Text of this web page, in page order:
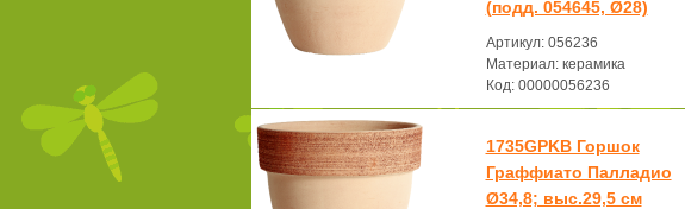
(подд. 054645, Ø28)
Артикул: 056236
Материал: керамика
Код: 00000056236
1735GPKB Горшок
Граффиато Палладио
Ø34,8; выс.29,5 см